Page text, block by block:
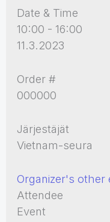
Date & Time
10:00 - 16:00
11.3.2023
Order #
000000
Järjestäjät
Vietnam-seura
Organizer's other
Attendee
Event